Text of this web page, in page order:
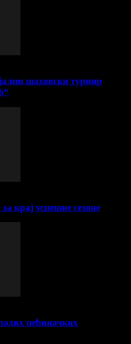
шаховски турнир
крај успешне сезоне
пећиначких